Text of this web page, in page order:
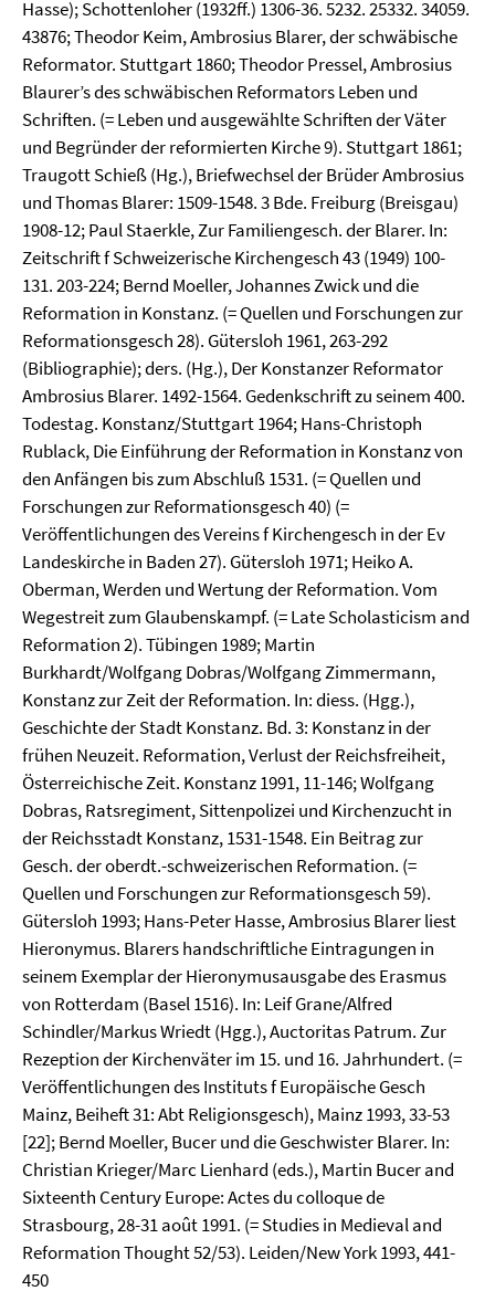
Hasse); Schottenloher (1932ff.) 1306-36. 5232. 25332. 34059.
43876; Theodor Keim, Ambrosius Blarer, der schwäbische
Reformator. Stuttgart 1860; Theodor Pressel, Ambrosius
Blaurer’s des schwäbischen Reformators Leben und
Schriften. (= Leben und ausgewählte Schriften der Väter
und Begründer der reformierten Kirche 9). Stuttgart 1861;
Traugott Schieß (Hg.), Briefwechsel der Brüder Ambrosius
und Thomas Blarer: 1509-1548. 3 Bde. Freiburg (Breisgau)
1908-12; Paul Staerkle, Zur Familiengesch. der Blarer. In:
Zeitschrift f Schweizerische Kirchengesch 43 (1949) 100-
131. 203-224; Bernd Moeller, Johannes Zwick und die
Reformation in Konstanz. (= Quellen und Forschungen zur
Reformationsgesch 28). Gütersloh 1961, 263-292
(Bibliographie); ders. (Hg.), Der Konstanzer Reformator
Ambrosius Blarer. 1492-1564. Gedenkschrift zu seinem 400.
Todestag. Konstanz/Stuttgart 1964; Hans-Christoph
Rublack, Die Einführung der Reformation in Konstanz von
den Anfängen bis zum Abschluß 1531. (= Quellen und
Forschungen zur Reformationsgesch 40) (=
Veröffentlichungen des Vereins f Kirchengesch in der Ev
Landeskirche in Baden 27). Gütersloh 1971; Heiko A.
Oberman, Werden und Wertung der Reformation. Vom
Wegestreit zum Glaubenskampf. (= Late Scholasticism and
Reformation 2). Tübingen 1989; Martin
Burkhardt/Wolfgang Dobras/Wolfgang Zimmermann,
Konstanz zur Zeit der Reformation. In: diess. (Hgg.),
Geschichte der Stadt Konstanz. Bd. 3: Konstanz in der
frühen Neuzeit. Reformation, Verlust der Reichsfreiheit,
Österreichische Zeit. Konstanz 1991, 11-146; Wolfgang
Dobras, Ratsregiment, Sittenpolizei und Kirchenzucht in
der Reichsstadt Konstanz, 1531-1548. Ein Beitrag zur
Gesch. der oberdt.-schweizerischen Reformation. (=
Quellen und Forschungen zur Reformationsgesch 59).
Gütersloh 1993; Hans-Peter Hasse, Ambrosius Blarer liest
Hieronymus. Blarers handschriftliche Eintragungen in
seinem Exemplar der Hieronymusausgabe des Erasmus
von Rotterdam (Basel 1516). In: Leif Grane/Alfred
Schindler/Markus Wriedt (Hgg.), Auctoritas Patrum. Zur
Rezeption der Kirchenväter im 15. und 16. Jahrhundert. (=
Veröffentlichungen des Instituts f Europäische Gesch
Mainz, Beiheft 31: Abt Religionsgesch), Mainz 1993, 33-53
[22]; Bernd Moeller, Bucer und die Geschwister Blarer. In:
Christian Krieger/Marc Lienhard (eds.), Martin Bucer and
Sixteenth Century Europe: Actes du colloque de
Strasbourg, 28-31 août 1991. (= Studies in Medieval and
Reformation Thought 52/53). Leiden/New York 1993, 441-
450